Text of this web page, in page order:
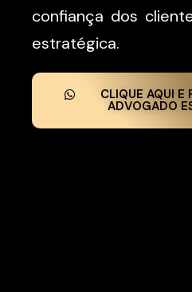
confiança dos
estratégica.
CLIQUE AQUI E
ADVOGADO